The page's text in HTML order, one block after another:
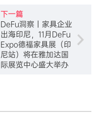
下一篇
DeFu洞察丨家具企业
出海印尼，11月DeFu
Expo德福家具展（印
尼站）将在雅加达国
际展览中心盛大举办